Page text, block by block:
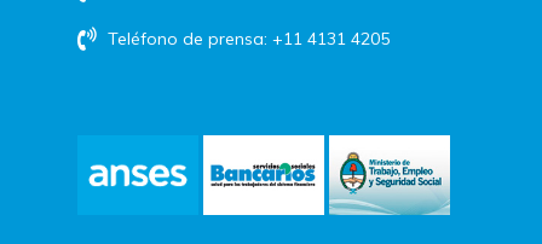
Teléfono de prensa: +11 4131 4205